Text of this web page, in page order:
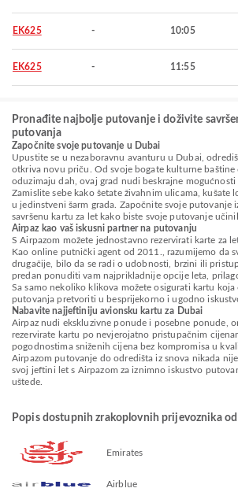
EK625 - 10:05
EK625 - 11:55
Pronađite najbolje putovanje i doživite
putovanja
Započnite svoje putovanje u Dubai
Upustite se u nezaboravnu avanturu u Dubai,
otkriva novu priču. Od svoje bogate kulturne baštine
oduzimaju dah, ovaj grad nudi beskrajne mogućnosti
Zamislite sebe kako šetate živahnim ulicama, kušate
u jedinstveni šarm grada. Započnite svoje putovanje
savršenu kartu za let kako biste svoje putovanje
Airpaz kao vaš iskusni partner na putovanju
S Airpazom možete jednostavno rezervirati karte za
Kao online putnički agent od 2011., razumijemo da
drugačije, bilo da se radi o udobnosti, brzini ili
predan ponuditi vam najprikladnije opcije leta,
Sa samo nekoliko klikova možete osigurati kartu koja
putovanja pretvoriti u besprijekorno i ugodno
Nabavite najjeftiniju avionsku kartu za Dubai
Airpaz nudi ekskluzivne ponude i posebne ponude,
rezervirate kartu po nevjerojatno pristupačnim
pogodnostima sniženih cijena bez kompromisa u
Airpazom putovanje do odredišta iz snova nikada
svoj jeftini let s Airpazom za iznimno iskustvo
uštede.
Popis dostupnih zrakoplovnih prijevoznika
Emirates
Airblue